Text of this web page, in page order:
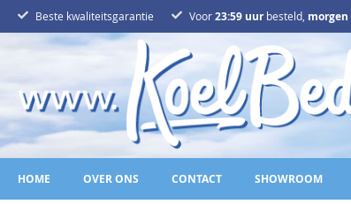
Ga Beste kwaliteitsgarantie Voor23:59 uurbesteld, morgen
HOME OVER ONS CONTACT SHOWROOM